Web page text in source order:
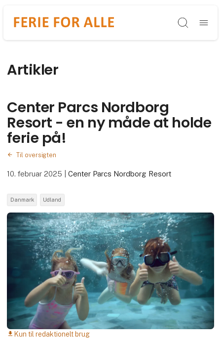
Søg
Artikler
Center Parcs Nordborg
Resort - en ny måde at holde
ferie på!
Til oversigten
10. februar 2025 |Center Parcs Nordborg Resort
Danmark Udland
download Kun til redaktionelt brug